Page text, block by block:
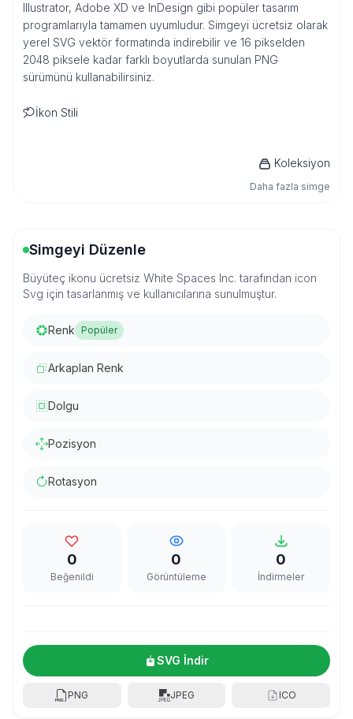
Illustrator, Adobe XD ve InDesign gibi popüler tasarım
programlarıyla tamamen uyumludur. Simgeyi ücretsiz olarak
yerel SVG vektör formatında indirebilir ve 16 pikselden
2048 piksele kadar farklı boyutlarda sunulan PNG
sürümünü kullanabilirsiniz.
İkon Stili
Koleksiyon
Daha fazla simge
Simgeyi Düzenle
Büyüteç ikonu ücretsiz White Spaces Inc. tarafından icon
Svg için tasarlanmış ve kullanıcılarına sunulmuştur.
Renk Popüler
Arkaplan Renk
Dolgu
Pozisyon
Rotasyon
0
Beğenildi
0
Görüntüleme
0
İndirmeler
SVG İndir
PNG JPEG ICO